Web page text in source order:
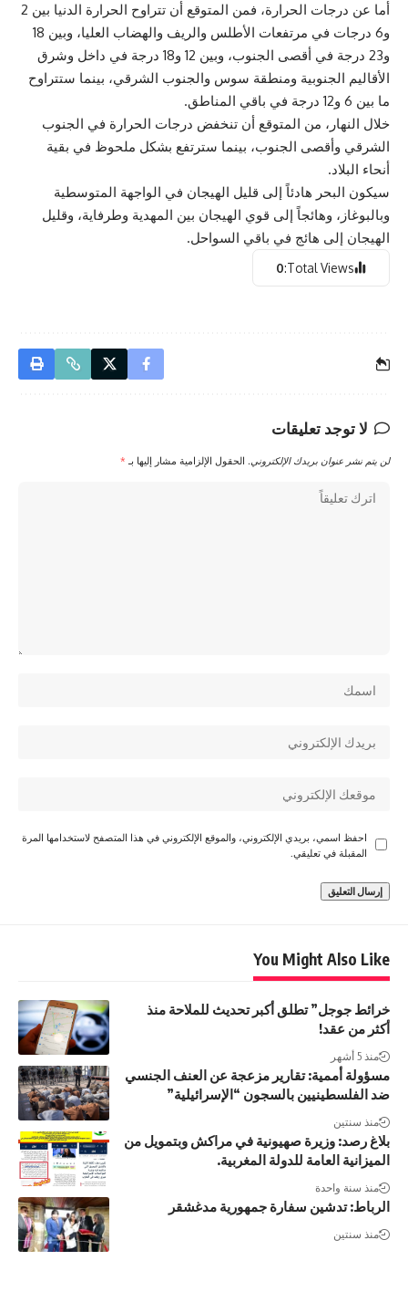
أما عن درجات الحرارة، فمن المتوقع أن تتراوح الحرارة الدنيا بين 2
و6 درجات في مرتفعات الأطلس والريف والهضاب العليا، وبين 18
و23 درجة في أقصى الجنوب، وبين 12 و18 درجة في داخل وشرق
الأقاليم الجنوبية ومنطقة سوس والجنوب الشرقي، بينما ستتراوح
ما بين 6 و12 درجة في باقي المناطق.
خلال النهار، من المتوقع أن تنخفض درجات الحرارة في الجنوب
الشرقي وأقصى الجنوب، بينما سترتفع بشكل ملحوظ في بقية
أنحاء البلاد.
سيكون البحر هادئاً إلى قليل الهيجان في الواجهة المتوسطية
وبالبوغاز، وهائجاً إلى قوي الهيجان بين المهدية وطرفاية، وقليل
الهيجان إلى هائج في باقي السواحل.
Total Views:
0
لا توجد تعليقات
لن يتم نشر عنوان بريدك الإلكتروني. الحقول الإلزامية مشار إليها بـ *
احفظ اسمي، بريدي الإلكتروني، والموقع الإلكتروني في هذا المتصفح لاستخدامها المرة
المقبلة في تعليقي.
You Might Also Like
خرائط جوجل” تطلق أكبر تحديث للملاحة منذ
أكثر من عقد!
منذ 5 أشهر
مسؤولة أممية: تقارير مزعجة عن العنف الجنسي
ضد الفلسطينيين بالسجون “الإسرائيلية”
منذ سنتين
بلاغ رصد: وزيرة صهيونية في مراكش وبتمويل من
الميزانية العامة للدولة المغربية.
منذ سنة واحدة
الرباط: تدشين سفارة جمهورية مدغشقر
منذ سنتين